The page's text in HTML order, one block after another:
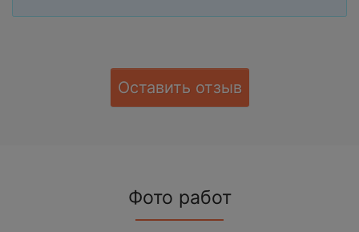
Оставить отзыв
Фото работ